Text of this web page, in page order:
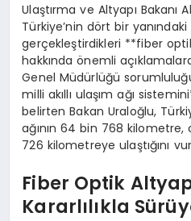
Ulaştırma ve Altyapı Bakanı
Türkiye’nin dört bir
gerçekleştirdikleri **fiber
hakkında önemli
Genel Müdürlüğü
milli akıllı ulaşım ağı
belirten Bakan Uraloğlu,
ağının 64 bin 768 kilometre,
726 kilometreye ulaştığını
Fiber Optik
Kararlılıkla